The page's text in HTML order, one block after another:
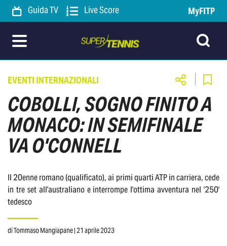
Guida TV Live Score MyFITP
EVENTI INTERNAZIONALI
COBOLLI, SOGNO FINITO A
MONACO: IN SEMIFINALE
VA O'CONNELL
Il 20enne romano (qualificato), ai primi quarti ATP in carriera, cede
in tre set all'australiano e interrompe l'ottima avventura nel '250'
tedesco
diTommaso Mangiapane| 21 aprile 2023